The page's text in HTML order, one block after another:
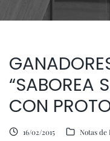
“SABOREA
CON
16/02/2015 Notas de